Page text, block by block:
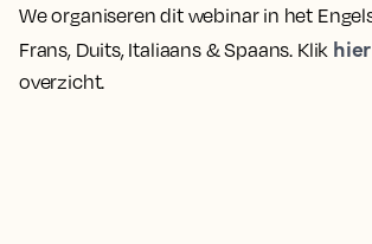
We organiseren dit webinar in het
Frans, Duits, Italiaans & Spaans. Klik hier
overzicht.